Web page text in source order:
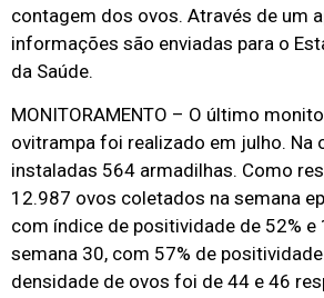
contagem dos ovos. Através de um
informações são enviadas para o
da Saúde.
MONITORAMENTO – O último
ovitrampa foi realizado em julho. Na
instaladas 564 armadilhas. Como
12.987 ovos coletados na semana
com índice de positividade de 52% e
semana 30, com 57% de
densidade de ovos foi de 44 e 46